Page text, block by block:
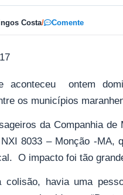
Costa/ Comente
aconteceu ontem
os municípios
da Companhia
8033 – Monção -MA,
O impacto foi tão
colisão, havia uma